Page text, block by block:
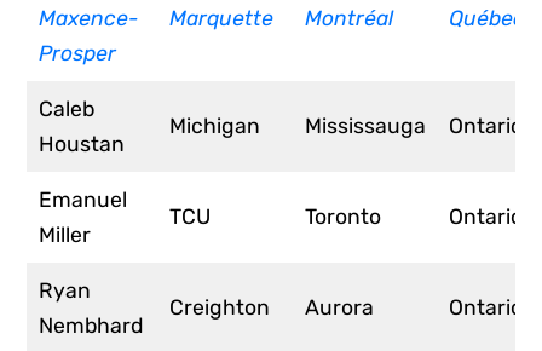
Maxence-
Prosper
Marquette Montréal Québec
Caleb
Houstan
Michigan Mississauga Ontario
Emanuel
Miller
TCU Toronto Ontario
Ryan
Nembhard
Creighton Aurora Ontario